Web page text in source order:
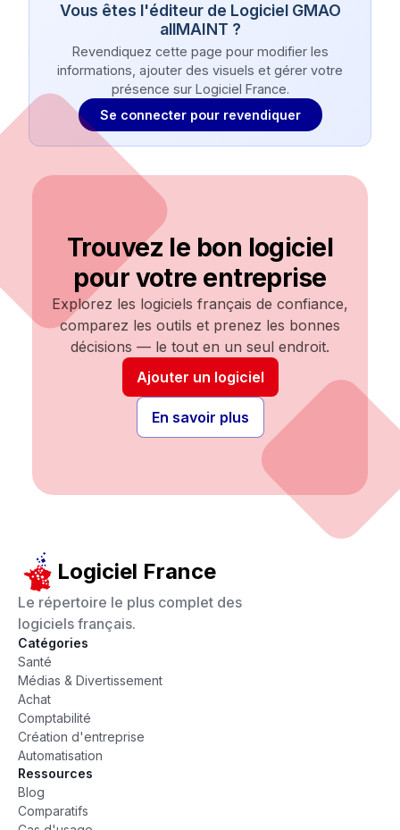
Vous êtes l'éditeur de Logiciel GMAO
allMAINT ?
Revendiquez cette page pour modifier les
informations, ajouter des visuels et gérer votre
présence sur Logiciel France.
Se connecter pour revendiquer
Trouvez le bon logiciel
pour votre entreprise
Explorez les logiciels français de confiance,
comparez les outils et prenez les bonnes
décisions — le tout en un seul endroit.
Ajouter un logiciel
En savoir plus
Logiciel France
Le répertoire le plus complet des
logiciels français.
Catégories
Santé
Médias & Divertissement
Achat
Comptabilité
Création d'entreprise
Automatisation
Ressources
Blog
Comparatifs